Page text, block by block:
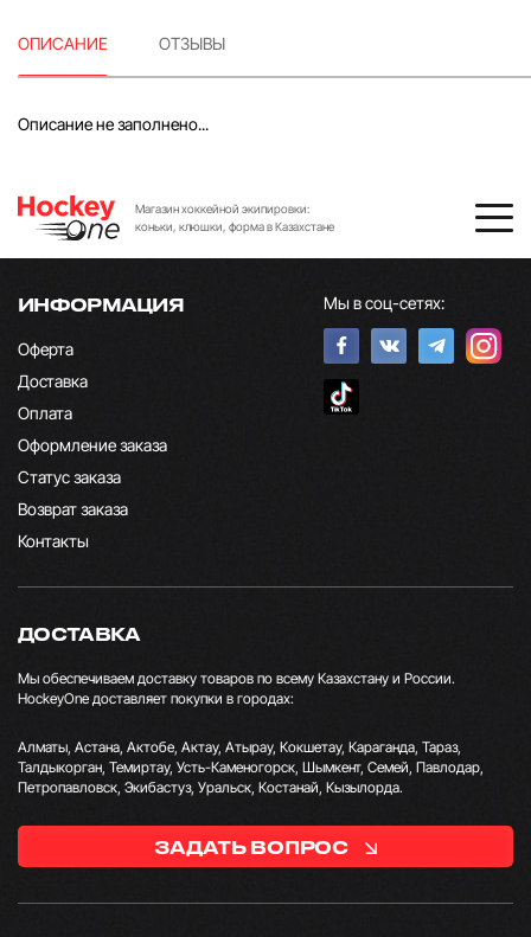
ОПИСАНИЕ ОТЗЫВЫ
Описание не заполнено...
Магазин хоккейной экипировки:
коньки, клюшки, форма в Казахстане
ИНФОРМАЦИЯ
Оферта
Доставка
Оплата
Оформление заказа
Статус заказа
Возврат заказа
Контакты
Мы в соц-сетях:
ДОСТАВКА
Мы обеспечиваем доставку товаров по всему Казахстану и России.
HockeyOne доставляет покупки в городах:
Алматы, Астана, Актобе, Актау, Атырау, Кокшетау, Караганда, Тараз,
Талдыкорган, Темиртау, Усть-Каменогорск, Шымкент, Семей, Павлодар,
Петропавловск, Экибастуз, Уральск, Костанай, Кызылорда.
ЗАДАТЬ ВОПРОС